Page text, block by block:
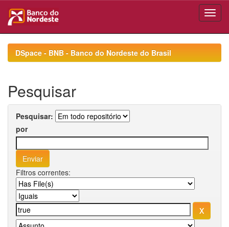
navigationDSpace - BNB - Banco do Nordeste do Brasil
Pesquisar
Pesquisar:
por
Filtros correntes: